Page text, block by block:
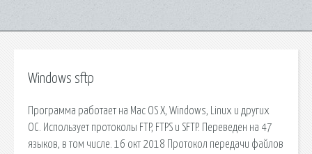
Windows sftp
Программа работает на Mac OS X, Windows, Linux и других
ОС. Использует протоколы FTP, FTPS и SFTP. Переведен на 47
языков, в том числе. 16 окт 2018 Протокол передачи файлов